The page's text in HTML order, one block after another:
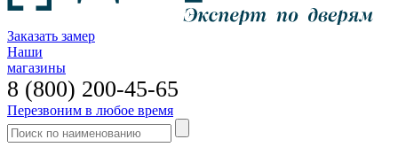
Заказать замер
Наши
магазины
8 (800) 200-45-65
Перезвоним в любое время